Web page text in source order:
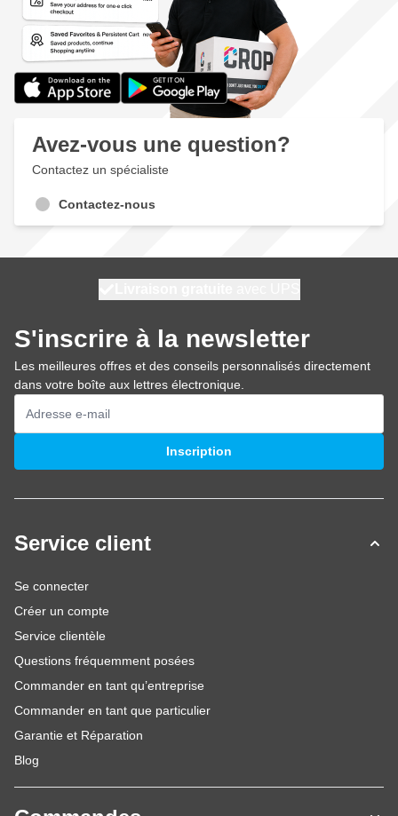
Avez-vous une question?
Contactez un spécialiste
Contactez-nous
S'inscrire à la newsletter
Les meilleures offres et des conseils personnalisés directement
dans votre boîte aux lettres électronique.
Adresse mail
Inscription
Service client
Se connecter
Créer un compte
Service clientèle
Questions fréquemment posées
Commander en tant qu’entreprise
Commander en tant que particulier
Garantie et Réparation
Blog